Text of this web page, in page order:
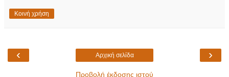
Κοινή χρήση
‹ ›
Αρχική σελίδα
Προβολή έκδοσης ιστού